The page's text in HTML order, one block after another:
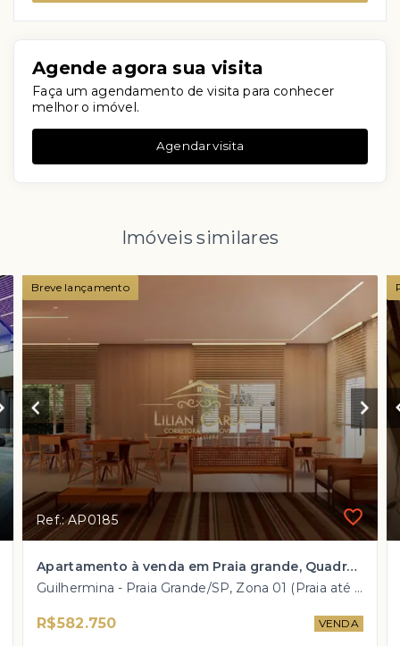
Agende agora sua visita
Faça um agendamento de visita para conhecer
melhor o imóvel.
Agendar visita
Imóveis similares
Breve lançamento
Ref.: AP0185
Apartamento à venda em Praia grande, Quadra do mar com 2 dorm e valores À PARTIR DE R$ 582.750 mil!
Guilhermina - Praia Grande/SP, Zona 01 (Praia até Kennedy)
R$582.750 VENDA